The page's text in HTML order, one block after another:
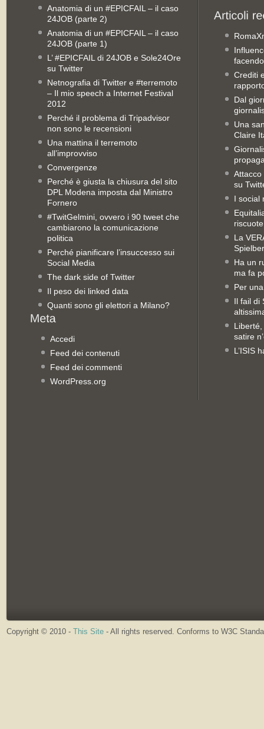
Anatomia di un #EPICFAIL – il caso
24JOB (parte 2)
Anatomia di un #EPICFAIL – il caso
24JOB (parte 1)
L’ #EPICFAIL di 24JOB e Sole24Ore
su Twitter
Netnografia di Twitter e #terremoto
– Il mio speech a Internet Festival
2012
Perché il problema di Tripadvisor
non sono le recensioni
Una mattina il terremoto
all’improvviso
Convergenze
Perché è giusta la chiusura del sito
DPL Modena imposta dal Ministro
Fornero
#TwitGelmini, ovvero i 90 tweet che
cambiarono la comunicazione
politica
Perché pianificare l’insuccesso sui
Social Media
The dark side of Twitter
Il peso dei linked data
Quanti sono gli elettori a Milano?
Accedi
Feed dei contenuti
Feed dei commenti
WordPress.org
Crediti
Dal
Una
Claire
Attacco
su
I social
La
Ha un
ma fa
Per
Il fail di
satire
L’ISIS
Copyright © 2010 - This Site - All rights reserved. Conforms to W3C